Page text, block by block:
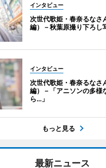
インタビュー
次世代歌姫・春奈るなさ
編）－秋葉原撮り下ろし
インタビュー
次世代歌姫・春奈るなさ
編）－「アニソンの多様
ら…」
もっと見る
最新ニュース